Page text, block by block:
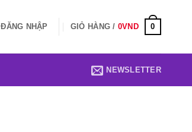
ĐĂNG NHẬP GIỎ HÀNG / 0VND 0
NEWSLETTER